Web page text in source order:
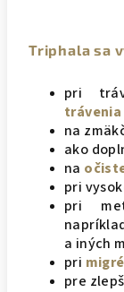
Triphala sa
pri
trávenia
na
ako
na
pri
pri
a iných
pri
pre